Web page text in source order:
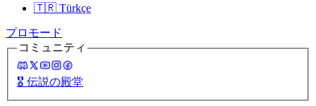
🇹🇷 Türkçe
プロモード
コミュニティ
🎖️ 伝説の殿堂